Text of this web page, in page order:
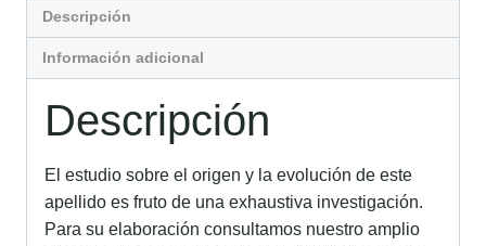
Descripción
Información adicional
Descripción
El estudio sobre el origen y la evolución de este
apellido es fruto de una exhaustiva investigación.
Para su elaboración consultamos nuestro amplio